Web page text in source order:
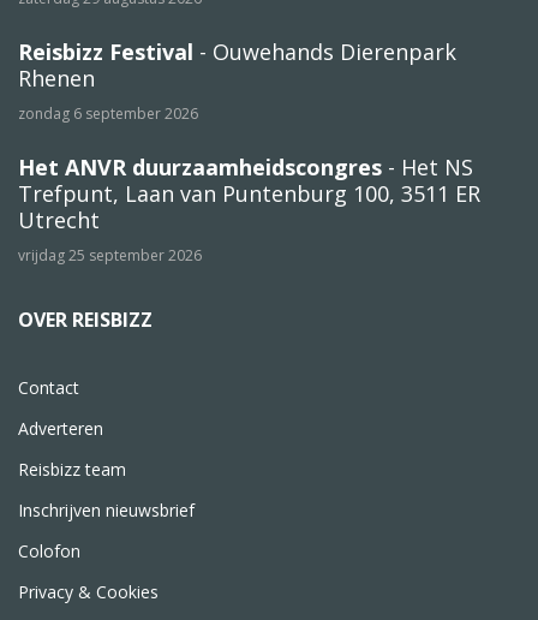
Reisbizz Festival - Ouwehands Dierenpark
Rhenen
zondag 6 september 2026
Het ANVR duurzaamheidscongres - Het NS
Trefpunt, Laan van Puntenburg 100, 3511 ER
Utrecht
vrijdag 25 september 2026
OVER REISBIZZ
Contact
Adverteren
Reisbizz team
Inschrijven nieuwsbrief
Colofon
Privacy & Cookies